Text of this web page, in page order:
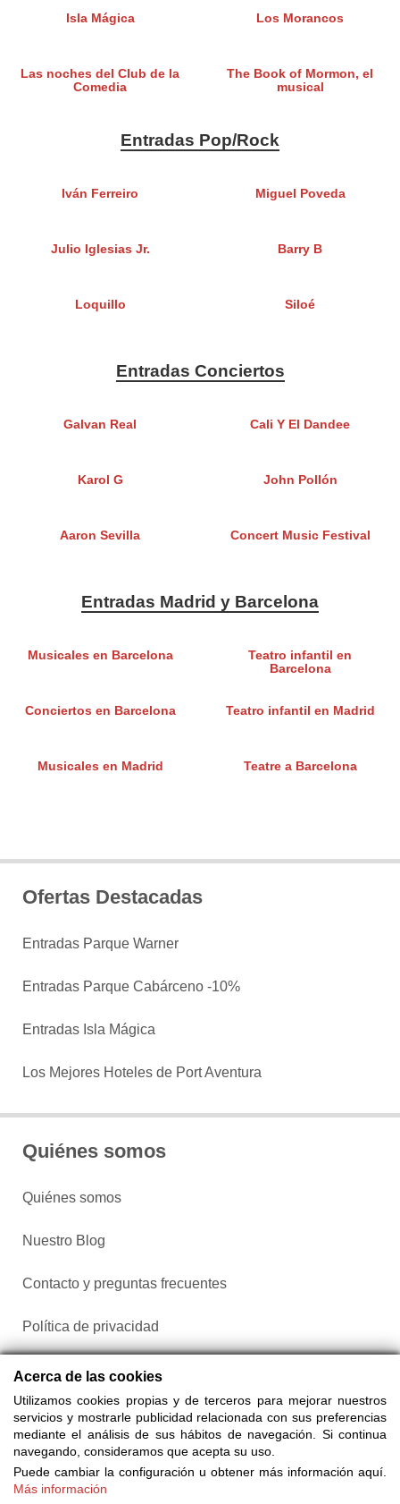
Isla Mágica Los Morancos
Las noches del Club de la
Comedia
The Book of Mormon, el
musical
Entradas Pop/Rock
Iván Ferreiro Miguel Poveda
Julio Iglesias Jr. Barry B
Loquillo Siloé
Entradas Conciertos
Galvan Real Cali Y El Dandee
Karol G John Pollón
Aaron Sevilla Concert Music Festival
Entradas Madrid y Barcelona
Musicales en Barcelona
Teatro infantil en
Barcelona
Conciertos en Barcelona Teatro infantil en Madrid
Musicales en Madrid Teatre a Barcelona
Ofertas Destacadas
Entradas Parque Warner
Entradas Parque Cabárceno -10%
Entradas Isla Mágica
Los Mejores Hoteles de Port Aventura
Quiénes somos
Quiénes somos
Nuestro Blog
Contacto y preguntas frecuentes
Política de privacidad
Configurar cookies
Acerca de las cookies
Utilizamos cookies propias y de terceros para mejorar nuestros
servicios y mostrarle publicidad relacionada con sus preferencias
mediante el análisis de sus hábitos de navegación. Si continua
navegando, consideramos que acepta su uso.
Puede cambiar la configuración u obtener más información aquí.
Más información